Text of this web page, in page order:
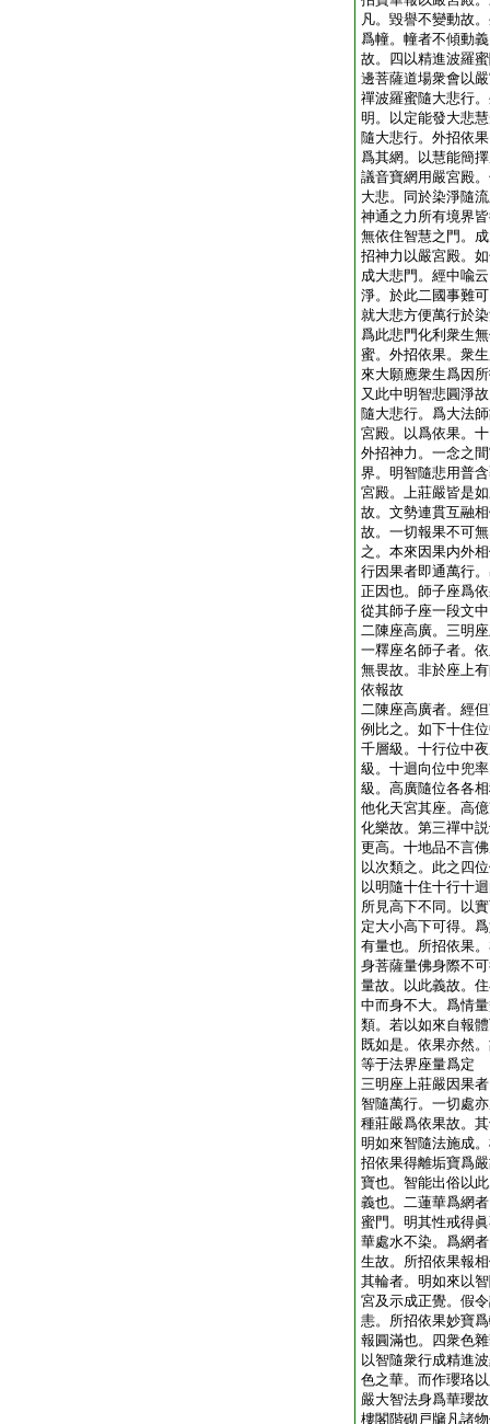
凡。毀譽不變動故
爲幢。幢者不傾動
故。四以精進波羅
邊菩薩道場衆會以
禪波羅蜜隨大悲行
明。以定能發大悲
隨大悲行。外招依
爲其網。以慧能簡
議音寶網用嚴宮殿
大悲。同於染淨隨
神通之力所有境界
無依住智慧之門。
招神力以嚴宮殿。
成大悲門。經中喩
淨。於此二國事難
就大悲方便萬行於
爲此悲門化利衆生
蜜。外招依果。衆
來大願應衆生爲因
又此中明智悲圓淨
隨大悲行。爲大法
宮殿。以爲依果。
外招神力。一念之
界。明智隨悲用普
宮殿。上莊嚴皆是
故。文勢連貫互融
故。一切報果不可
之。本來因果内外
行因果者即通萬行
正因也。師子座爲
從其師子座一段文
二陳座高廣。三明
一釋座名師子者。
無畏故。非於座上
依報故
二陳座高廣者。經
例比之。如下十住
千層級。十行位中
級。十迴向位中兜
級。高廣隨位各各
他化天宮其座。高
化樂故。第三禪中
更高。十地品不言
以次類之。此之四
以明隨十住十行十
所見高下不同。以
定大小高下可得。
有量也。所招依果
身菩薩量佛身際不
量故。以此義故。
中而身不大。爲情
類。若以如來自報
既如是。依果亦然
等于法界座量爲定
三明座上莊嚴因果
智隨萬行。一切處
種莊嚴爲依果故。
明如來智隨法施成
招依果得離垢寶爲
寶也。智能出俗以
義也。二蓮華爲網
蜜門。明其性戒得
華處水不染。爲網
生故。所招依果報
其輪者。明如來以
宮及示成正覺。假
恚。所招依果妙寶
報圓滿也。四衆色
以智隨衆行成精進
色之華。而作瓔珞
嚴大智法身爲華瓔
樓閣階砌戸牖凡諸